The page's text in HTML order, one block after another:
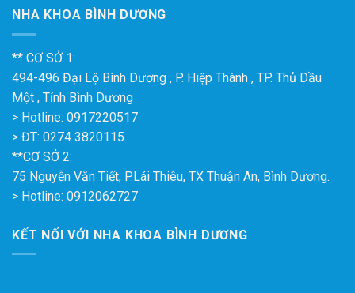
NHA KHOA BÌNH DƯƠNG
** CƠ SỞ 1:
494-496 Đại Lộ Bình Dương , P. Hiệp Thành , TP. Thủ Dầu
Một , Tỉnh Bình Dương
> Hotline: 0917220517
> ĐT: 0274 3820115
**CƠ SỞ 2:
75 Nguyễn Văn Tiết, P.Lái Thiêu, TX Thuận An, Bình Dương.
> Hotline: 0912062727
KẾT NỐI VỚI NHA KHOA BÌNH DƯƠNG